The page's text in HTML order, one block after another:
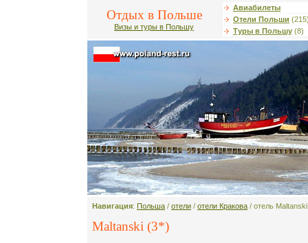
Отдых в Польше
Визы и туры в Польшу
Авиабилеты
Отели Польши
Туры в Польшу (8)
Навигация: Польша / отели / отели Кракова / отель Maltanski
Maltanski (3*)